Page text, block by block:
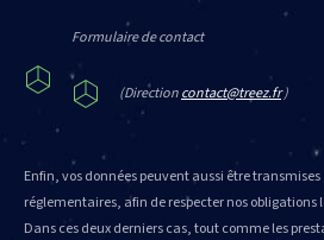
Formulaire de contact
(Directioncontact@treez.fr)
Enfin, vos données peuvent aussi être
réglementaires, afin de respecter nos obligations
Dans ces deux derniers cas, tout comme les